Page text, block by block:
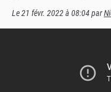
Le21 févr. 2022 à 08:04par